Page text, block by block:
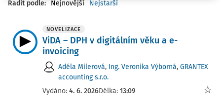
Řadit podle: Nejnovější Nejstarší
NOVELIZACE
ViDA – DPH v digitálním věku a e-
invoicing
Adéla Milerová, Ing. Veronika Výborná, GRANTEX
accounting s.r.o.
Vydáno: 4. 6. 2026Délka: 13:09